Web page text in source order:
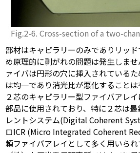
Fig.2-6. Cross-section of a two-
部材はキャピラリーのみでありリッ
め原理的に剥がれの問題は発生しま
ァイバは円形の穴に挿入されている
は均一であり消光比が悪化すること
２芯のキャピラリー型ファイバアレ
部品に使用されており、特に２芯は
レントシステム(Digital Coherent
ロICR (Micro Integrated Coherent
頼ファイバアレイとして多く用いられ